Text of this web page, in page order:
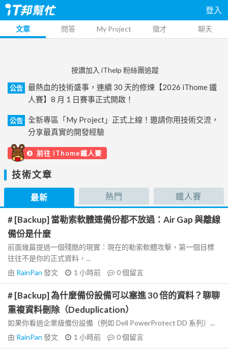
登入
文章 問答 My Project 徵才 聊天
按讚加入 iThelp 粉絲團追蹤
公告
最熱血的技術盛事，連續 30 天的修煉【2026 iThome 鐵
人賽】8 月 1 日賽事正式開啟！
公告
全新專區「My Project」正式上線！邀請你用技術交流，
分享最真實的開發經驗
前往 iThome鐵人賽
技術文章
最新 熱門 鐵人賽
# [Backup] 當勒索軟體連備份都不放過：Air Gap 與離線
備份是什麼
前面幾篇提過一個殘酷的現實：現在的勒索軟體攻擊，第一個目標
往往不是你的正式資料，...
由 RainPan 發文 1 小時前 0個留言
# [Backup] 為什麼備份設備可以塞進 30 倍的資料？聊聊
重複資料刪除（Deduplication）
如果你看過企業級備份設備（例如 Dell PowerProtect DD 系列）...
由 RainPan 發文 1 小時前 0個留言